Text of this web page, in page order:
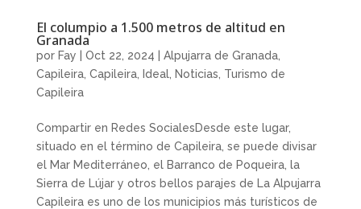
El columpio a 1.500 metros de altitud en
Granada
por Fay Oct 22, 2024 Alpujarra de Granada,
Capileira, Capileira, Ideal, Noticias Turismo de
Capileira
Compartir en Redes SocialesDesde este lugar,
situado en el término de Capileira, se puede divisar
el Mar Mediterráneo, el Barranco de Poqueira, la
Sierra de Lújar y otros bellos parajes de La Alpujarra
Capileira es uno de los municipios más turísticos de